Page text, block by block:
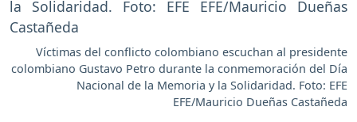
Víctimas del conflicto colombiano escuchan al presidente
colombiano Gustavo Petro durante la conmemoración del Día
Nacional de la Memoria y la Solidaridad. Foto: EFE
EFE/Mauricio Dueñas Castañeda